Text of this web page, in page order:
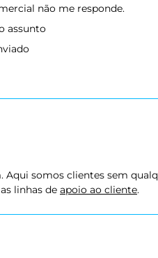
não me responde.
assunto
Aqui somos clientes sem
linhas de apoio ao cliente.